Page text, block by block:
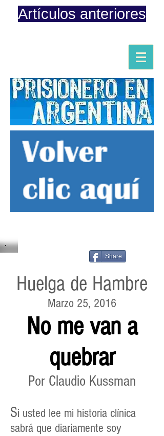
Artículos anteriores
Share
Huelga de Hambre
Marzo 25, 2016
No me van a
quebrar
Por Claudio Kussman
Si usted lee mi historia clínica
sabrá que diariamente soy